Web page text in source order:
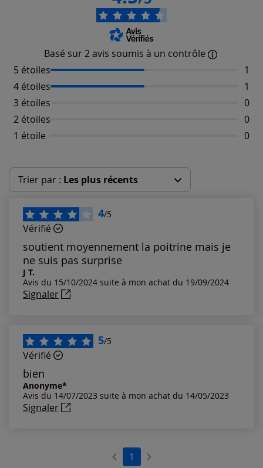
Basé sur 2 avis soumis à un contrôle
5 étoiles
1
4 étoiles
1
3 étoiles
0
2 étoiles
0
1 étoile
0
Trier par : Les plus récents
Les plus récents
Les plus anciens
Notes les plus élevées
Notes les plus basses
4/5
Vérifié
soutient moyennement la poitrine mais je
ne suis pas surprise
J T.
Avis du 15/10/2024 suite à mon achat du 19/09/2024
Signaler
5/5
Vérifié
bien
Anonyme*
Avis du 14/07/2023 suite à mon achat du 14/05/2023
Signaler
1